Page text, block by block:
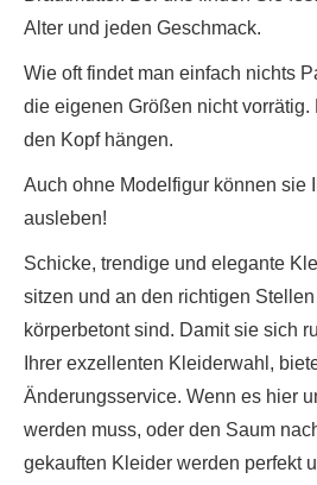
Alter und jeden Geschmack.
Wie oft findet man einfach nichts
die eigenen Größen nicht vorrätig.
den Kopf hängen.
Auch ohne Modelfigur können sie
ausleben!
Schicke, trendige und elegante
sitzen und an den richtigen
körperbetont sind. Damit sie sich
Ihrer exzellenten Kleiderwahl,
Änderungsservice. Wenn es hier
werden muss, oder den Saum
gekauften Kleider werden perfekt